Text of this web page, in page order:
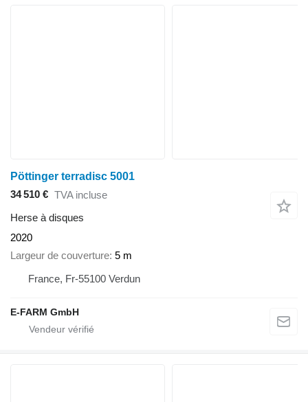
Pöttinger terradisc 5001
34 510 € TVA incluse
Herse à disques
2020
Largeur de couverture 5 m
France, Fr-55100 Verdun
E-FARM GmbH